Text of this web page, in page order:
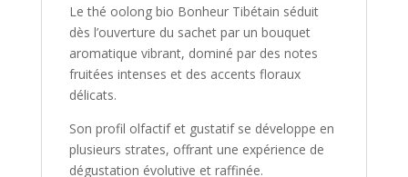
Fruitée
Florale
Le thé oolong bio Bonheur Tibétain séduit
dès l’ouverture du sachet par un bouquet
aromatique vibrant, dominé par des notes
fruitées intenses et des accents floraux
délicats.
Son profil olfactif et gustatif se développe en
plusieurs strates, offrant une expérience de
dégustation évolutive et raffinée.